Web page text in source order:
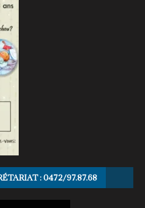
: 0472/97.87.68